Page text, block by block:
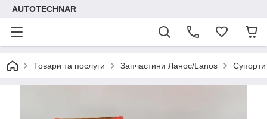
AUTOTECHNAR
Товари та послуги Запчастини Ланос/Lanos Супорти